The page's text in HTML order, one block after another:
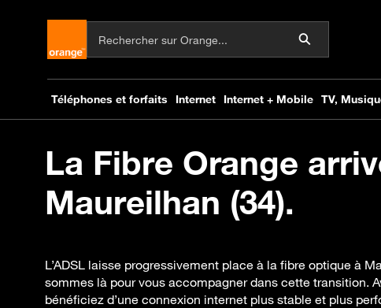
La Fibre Orange
Maureilhan (34).
L’ADSL laisse progressivement place à la fibre optique à
sommes là pour vous accompagner dans cette transition.
bénéficiez d’une connexion internet plus stable et plus